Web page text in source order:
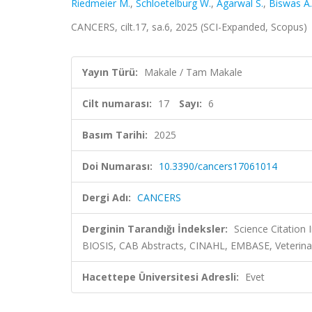
Riedmeier M., Schloetelburg W., Agarwal S., Biswas A.
CANCERS, cilt.17, sa.6, 2025 (SCI-Expanded, Scopus)
Yayın Türü: Makale / Tam Makale
Cilt numarası: 17 Sayı: 6
Basım Tarihi: 2025
Doi Numarası: 10.3390/cancers17061014
Dergi Adı: CANCERS
Derginin Tarandığı İndeksler: Science Citation
BIOSIS, CAB Abstracts, CINAHL, EMBASE,
Hacettepe Üniversitesi Adresli: Evet